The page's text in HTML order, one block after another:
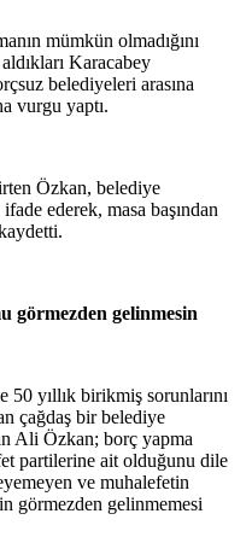
mümkün olmadığını
Karacabey
belediyeleri arasına
vurgu yaptı.
Özkan, belediye
ederek, masa başından
görmezden gelinmesin
yıllık birikmiş sorunlarını
çağdaş bir belediye
Ali Özkan; borç yapma
partilerine ait olduğunu dile
ve muhalefetin
görmezden gelinmemesi